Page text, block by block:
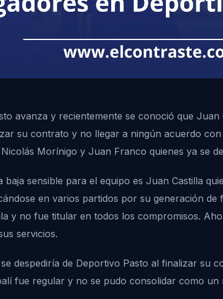
avanza y recientemente se conoció que
su contrato y no llegar a ningún acuerdo
Morínigo y Juan Franco quienes ya se
baja sensible para el equipo es Juan Castilla
en varios partidos por su generación
y no fue titular en todos los compromisos.
servicios.
despediría de Deportivo Pasto al finalizar su
fue regular y no se pudo consolidar como